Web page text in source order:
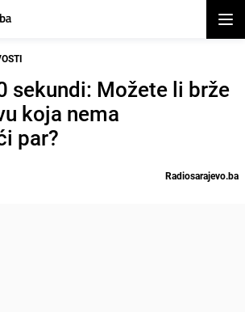
sekundi: Možete li brže
koja nema
par?
Radiosarajevo.ba